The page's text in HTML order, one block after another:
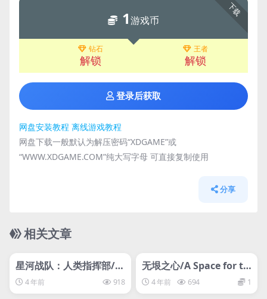
下载
1游戏币
钻石
解锁
王者
解锁
登录后获取
网盘安装教程 离线游戏教程
网盘下载一般默认为解压密码“XDGAME”或
“WWW.XDGAME.COM”纯大写字母 可直接复制使用
分享
相关文章
steam账号离线
星河战队：人类指挥部/St
arship Troopers: Terra
n Command
4 年前 918
steam账号离线
无垠之心/A Space for th
e Unbound
4 年前 694 1